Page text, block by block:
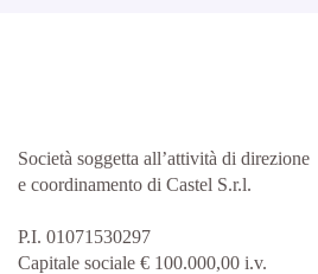
Società soggetta all’attività di direzione
e coordinamento di Castel S.r.l.
P.I. 01071530297
Capitale sociale € 100.000,00 i.v.